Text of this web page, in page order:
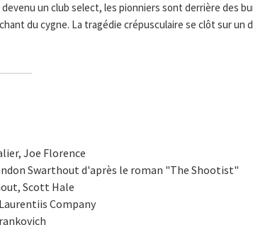
un club select, les pionniers sont derrière des
du cygne. La tragédie crépusculaire se clôt sur un
Joe Florence
Swarthout d'après le roman "The Shootist"
Scott Hale
Company